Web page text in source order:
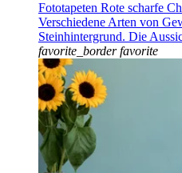
Fototapeten Rote scharfe
Verschiedene Arten von
Steinhintergrund. Die
favorite_border favorite